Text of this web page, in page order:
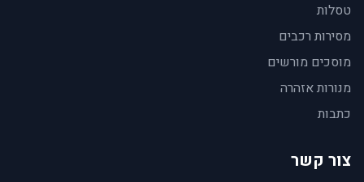
טסלות
מסירות רכבים
מוסכים מורשים
מנורות אזהרה
כתבות
צור קשר